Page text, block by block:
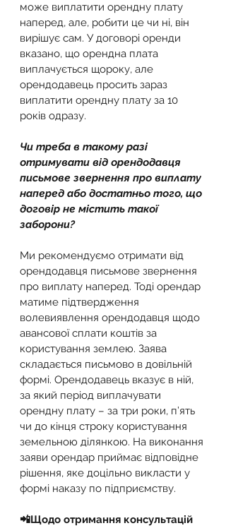
може виплатити орендну плату
наперед, але, робити це чи ні, він
вирішує сам. У договорі оренди
вказано, що орендна плата
виплачується щороку, але
орендодавець просить зараз
виплатити орендну плату за 10
років одразу.
Чи треба в такому разі
отримувати від орендодавця
письмове звернення про виплату
наперед або достатньо того, що
договір не містить такої
заборони?
Ми рекомендуємо отримати від
орендодавця письмове звернення
про виплату наперед. Тоді орендар
матиме підтвердження
волевиявлення орендодавця щодо
авансової сплати коштів за
користування землею. Заява
складається письмово в довільній
формі. Орендодавець вказує в ній,
за який період виплачувати
орендну плату – за три роки, п’ять
чи до кінця строку користування
земельною ділянкою. На виконання
заяви орендар приймає відповідне
рішення, яке доцільно викласти у
формі наказу по підприємству.
📲Щодо отримання консультацій